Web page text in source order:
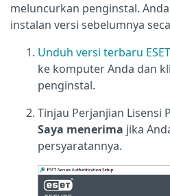
meluncurkan penginstal.
instalan versi sebelumnya
Unduh versi terbaru
ke komputer Anda dan
penginstal.
Tinjau Perjanjian Lisensi
Saya menerima jika
persyaratannya.